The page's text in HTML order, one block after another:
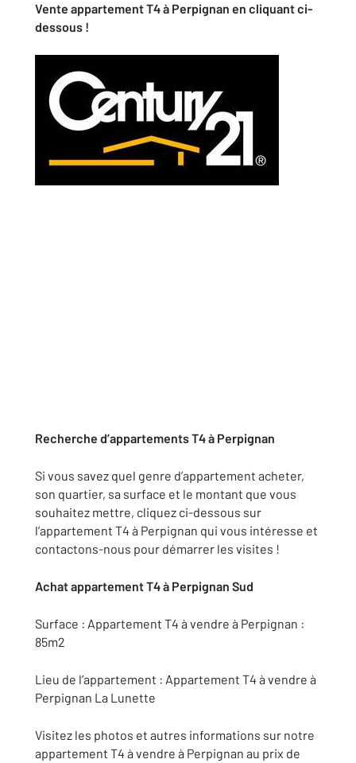
Vente appartement T4 à Perpignan en cliquant ci-
dessous !
Recherche d’appartements T4 à Perpignan
Si vous savez quel genre d’appartement acheter,
son quartier, sa surface et le montant que vous
souhaitez mettre, cliquez ci-dessous sur
l’appartement T4 à Perpignan qui vous intéresse et
contactons-nous pour démarrer les visites !
Achat appartement T4 à Perpignan Sud
Surface : Appartement T4 à vendre à Perpignan :
85m2
Lieu de l’appartement : Appartement T4 à vendre à
Perpignan La Lunette
Visitez les photos et autres informations sur notre
appartement T4 à vendre à Perpignan au prix de